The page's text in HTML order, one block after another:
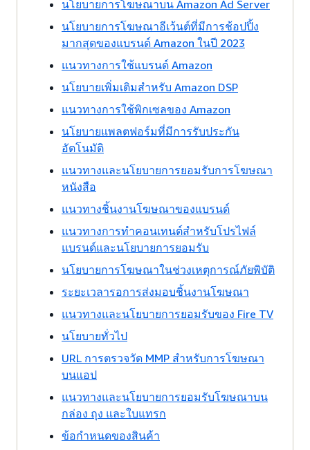
นโยบายการโฆษณาบน Amazon Ad Server
นโยบายการโฆษณาอีเว้นต์ที่มีการช้อปปิ้ง
มากสุดของแบรนด์ Amazon ในปี 2023
แนวทางการใช้แบรนด์ Amazon
นโยบายเพิ่มเติมสำหรับ Amazon DSP
แนวทางการใช้พิกเซลของ Amazon
นโยบายแพลตฟอร์มที่มีการรับประกัน
อัตโนมัติ
แนวทางและนโยบายการยอมรับการโฆษณา
หนังสือ
แนวทางชิ้นงานโฆษณาของแบรนด์
แนวทางการทำคอนเทนต์สำหรับโปรไฟล์
แบรนด์และนโยบายการยอมรับ
นโยบายการโฆษณาในช่วงเหตุการณ์ภัยพิบัติ
ระยะเวลารอการส่งมอบชิ้นงานโฆษณา
แนวทางและนโยบายการยอมรับของ Fire TV
นโยบายทั่วไป
URL การตรวจวัด MMP สำหรับการโฆษณา
บนแอป
แนวทางและนโยบายการยอมรับโฆษณาบน
กล่อง ถุง และใบแทรก
ข้อกำหนดของสินค้า